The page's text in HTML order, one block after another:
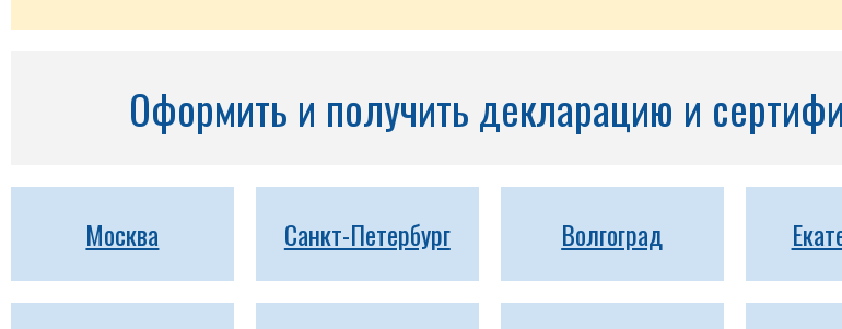
Оформить и получить декларацию и
Москва Санкт-Петербург Волгоград